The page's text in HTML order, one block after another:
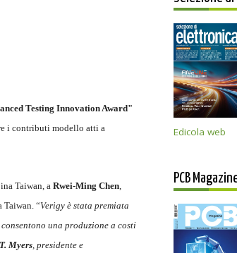
Testing Innovation Award"
i contributi modello atti a
Taiwan, a Rwei-Ming Chen,
Taiwan. “Verigy è stata premiata
una produzione a costi
Myers, presidente e
Edicola web
PCB